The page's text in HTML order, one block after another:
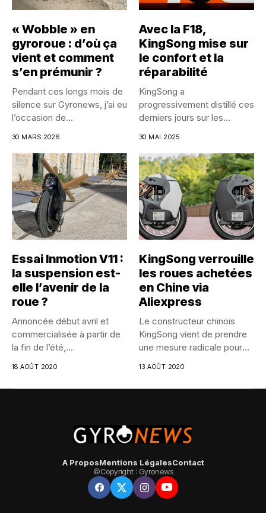
« Wobble » en
gyroroue : d’où ça
vient et comment
s’en prémunir ?
Pendant ces longs mois de
silence sur Gyronews, j’ai eu
l’occasion de...
30 MARS 2026
Avec la F18,
KingSong mise sur
le confort et la
réparabilité
KingSong a
progressivement distillé ces
derniers jours sur les
30 MAI 2025
Essai Inmotion V11 :
la suspension est-
elle l’avenir de la
roue ?
Annoncée début avril et
commercialisée à partir de
la fin de l’été,...
18 AOÛT 2020
KingSong verrouille
les roues achetées
en Chine via
Aliexpress
Le constructeur chinois
KingSong vient de prendre
une mesure radicale pour
lutter...
13 AOÛT 2020
A ProposMentions LégalesContact
©Copyright : Gyronews